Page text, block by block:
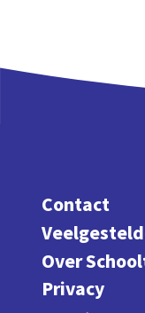
Contact
Over
Privacy